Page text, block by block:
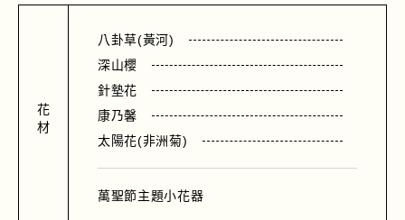
花
材
八卦草(黃河)
深山櫻
針墊花
康乃馨
太陽花(非洲菊)
萬聖節主題小花器